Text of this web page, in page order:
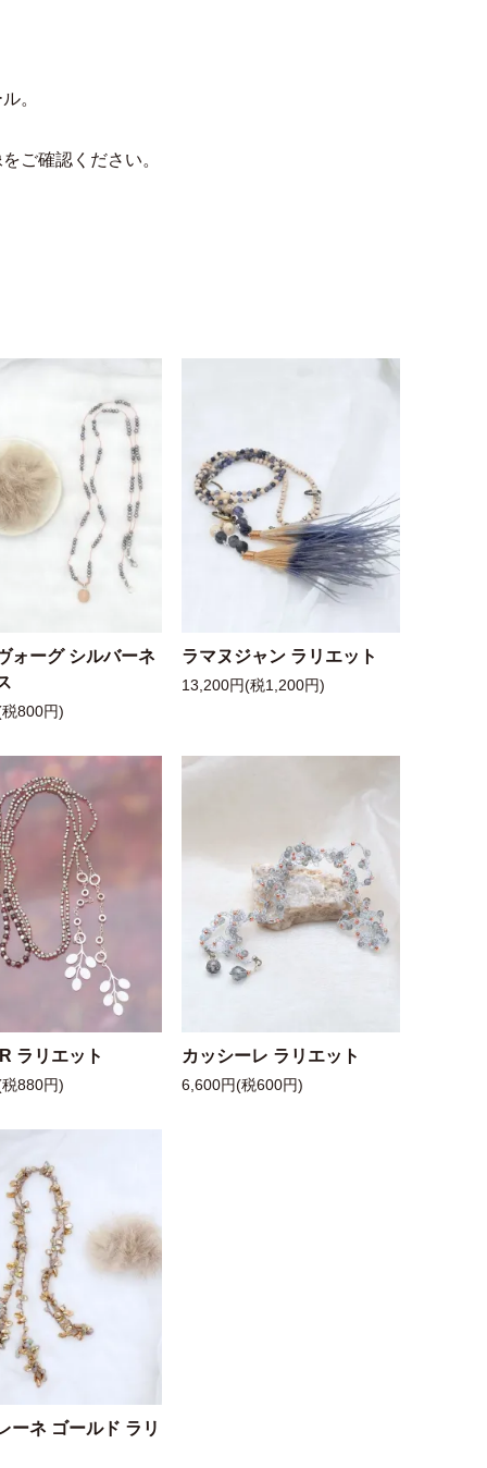
。
ご確認ください。
ォーグ シルバーネ
800円)
ラマヌジャン ラリエット
13,200円(税1,200円)
ラリエット
880円)
カッシーレ ラリエット
6,600円(税600円)
ーネ ゴールド ラリ